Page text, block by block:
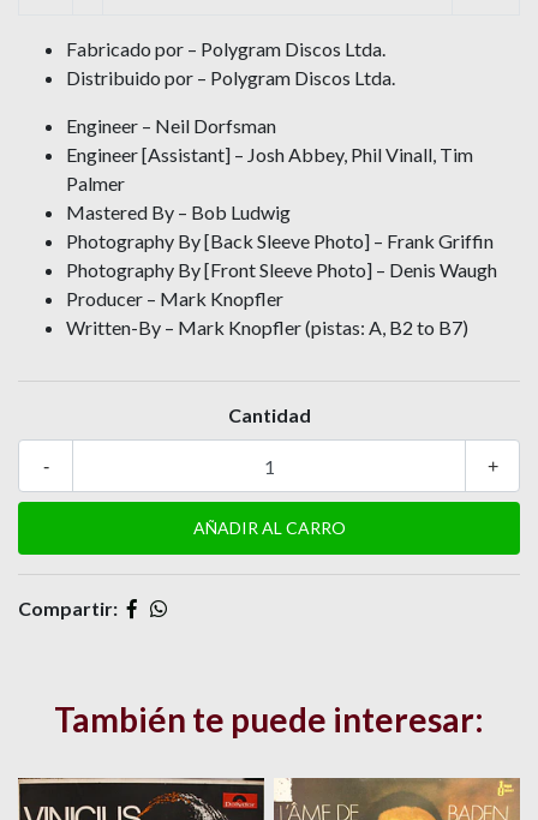
Fabricado por – Polygram Discos Ltda.
Distribuido por – Polygram Discos Ltda.
Engineer – Neil Dorfsman
Engineer [Assistant] – Josh Abbey, Phil Vinall, Tim
Palmer
Mastered By – Bob Ludwig
Photography By [Back Sleeve Photo] – Frank Griffin
Photography By [Front Sleeve Photo] – Denis Waugh
Producer – Mark Knopfler
Written-By – Mark Knopfler (pistas: A, B2 to B7)
Cantidad
+
-
Compartir:
También te puede interesar: